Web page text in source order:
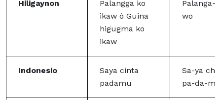
Hiligaynon
Palangga ko
ikaw ó Guina
higugma ko
ikaw
Palanga-
wo
Indonesio
Saya cinta
padamu
Sa-ya
pa-da-mu